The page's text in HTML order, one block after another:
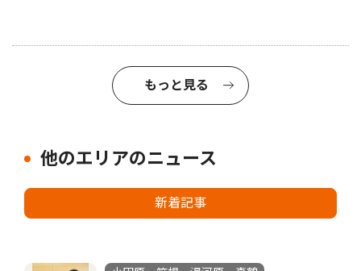
もっと見る
他のエリアのニュース
新着記事